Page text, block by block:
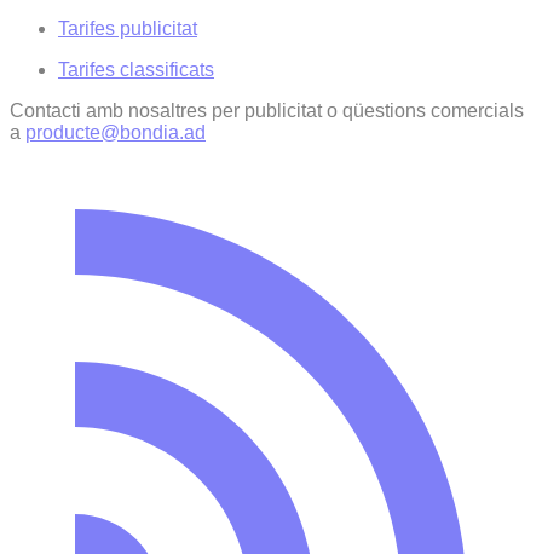
Tarifes publicitat
Tarifes classificats
Contacti amb nosaltres per publicitat o qüestions comercials
a producte@bondia.ad